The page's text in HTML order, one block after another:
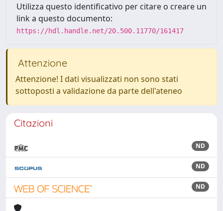
Utilizza questo identificativo per citare o creare un
link a questo documento:
https://hdl.handle.net/20.500.11770/161417
Attenzione
Attenzione! I dati visualizzati non sono stati
sottoposti a validazione da parte dell'ateneo
Citazioni
ND
ND
ND